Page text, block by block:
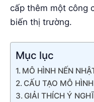
cấp thêm một công
biến thị trường.
Mục lục
MÔ HÌNH NẾN
CẤU TẠO MÔ HÌNH
GIẢI THÍCH Ý